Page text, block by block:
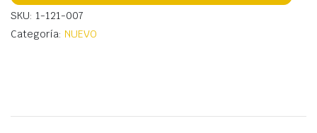
SKU: 1-121-007
Categoría: NUEVO